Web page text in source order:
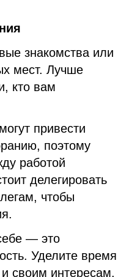
знакомства или
мест. Лучше
кто вам
привести
поэтому
работой
делегировать
чтобы
— это
Уделите время
своим интересам.